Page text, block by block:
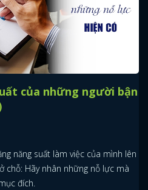
của những người bận
năng suất làm việc của mình lên
chỗ: Hãy nhân những nỗ lực mà
đích.